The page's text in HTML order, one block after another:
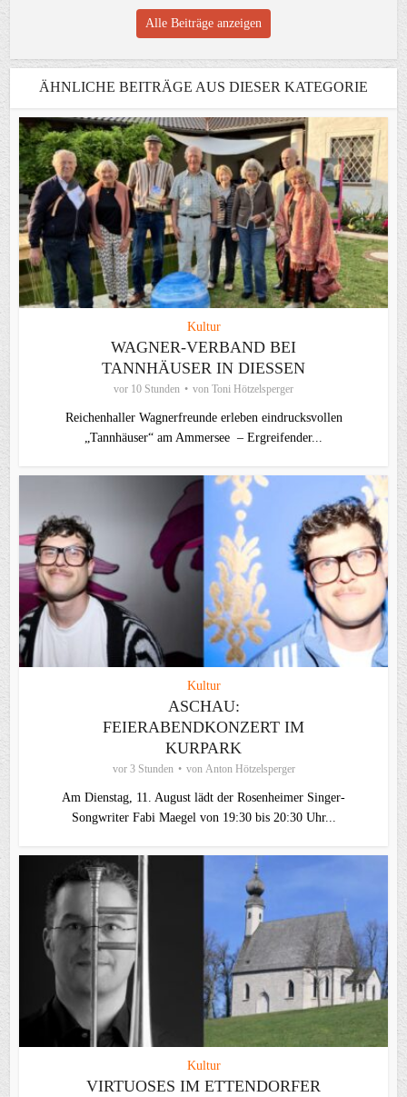
Alle Beiträge anzeigen
ÄHNLICHE BEITRÄGE AUS DIESER KATEGORIE
Kultur
WAGNER-VERBAND BEI
TANNHÄUSER IN DIESSEN
vor 10 Stunden von Toni Hötzelsperger
Reichenhaller Wagnerfreunde erleben eindrucksvollen
„Tannhäuser“ am Ammersee – Ergreifender...
Kultur
ASCHAU:
FEIERABENDKONZERT IM
KURPARK
vor 3 Stunden von Anton Hötzelsperger
Am Dienstag, 11. August lädt der Rosenheimer Singer-
Songwriter Fabi Maegel von 19:30 bis 20:30 Uhr...
Kultur
VIRTUOSES IM ETTENDORFER